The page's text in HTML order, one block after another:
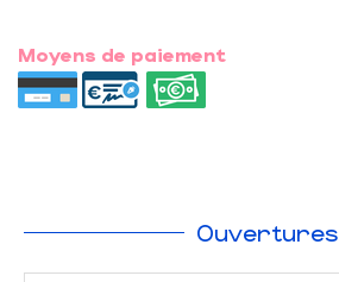
Moyens de paiement
Ouvertures